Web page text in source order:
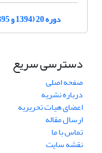
دوره 20 (1394 و 1395)
دسترسی سریع
صفحه اصلی
درباره نشریه
اعضای هیات تحریریه
ارسال مقاله
تماس با ما
نقشه سایت